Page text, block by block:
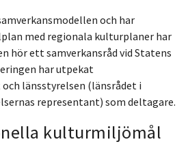
och har
med regionala kulturplaner har
hör ett samverkansråd vid Statens
har utpekat
länsstyrelsen (länsrådet i
representant) som deltagare.
kulturmiljömål